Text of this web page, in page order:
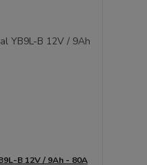
B 12V / 9Ah - 80A